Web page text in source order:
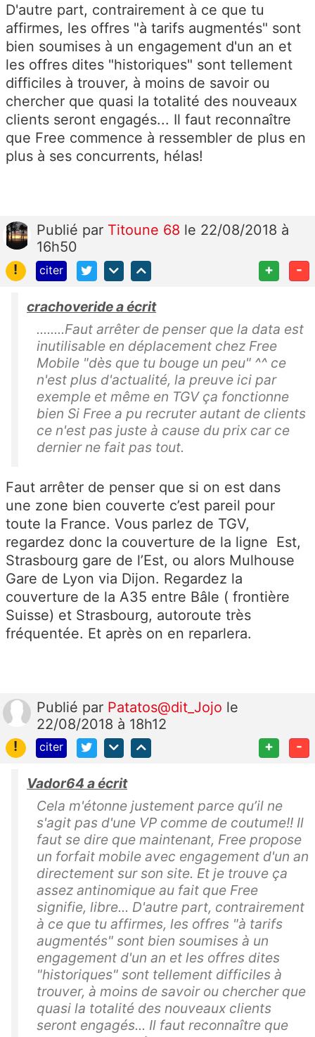
D'autre part, contrairement à ce que tu
affirmes, les offres "à tarifs augmentés" sont
bien soumises à un engagement d'un an et
les offres dites "historiques" sont tellement
difficiles à trouver, à moins de savoir ou
chercher que quasi la totalité des nouveaux
clients seront engagés... Il faut reconnaître
que Free commence à ressembler de plus en
plus à ses concurrents, hélas!
Publié par Titoune 68 le 22/08/2018 à
16h50
!
citer + -
crachoveride a écrit
........Faut arrêter de penser que la data est
inutilisable en déplacement chez Free
Mobile "dès que tu bouge un peu" ^^ ce
n'est plus d'actualité, la preuve ici par
exemple et même en TGV ça fonctionne
bien Si Free a pu recruter autant de clients
ce n'est pas juste à cause du prix car ce
dernier ne fait pas tout.
Faut arrêter de penser que si on est dans
une zone bien couverte c’est pareil pour
toute la France. Vous parlez de TGV,
regardez donc la couverture de la ligne Est,
Strasbourg gare de l’Est, ou alors Mulhouse
Gare de Lyon via Dijon. Regardez la
couverture de la A35 entre Bâle ( frontière
Suisse) et Strasbourg, autoroute très
fréquentée. Et après on en reparlera.
Publié par Patatos@dit_Jojo le
22/08/2018 à 18h12
!
citer + -
Vador64 a écrit
Cela m'étonne justement parce qu’il ne
s'agit pas d'une VP comme de coutume!! Il
faut se dire que maintenant, Free propose
un forfait mobile avec engagement d'un an
directement sur son site. Et je trouve ça
assez antinomique au fait que Free
signifie, libre... D'autre part, contrairement
à ce que tu affirmes, les offres "à tarifs
augmentés" sont bien soumises à un
engagement d'un an et les offres dites
"historiques" sont tellement difficiles à
trouver, à moins de savoir ou chercher que
quasi la totalité des nouveaux clients
seront engagés... Il faut reconnaître que